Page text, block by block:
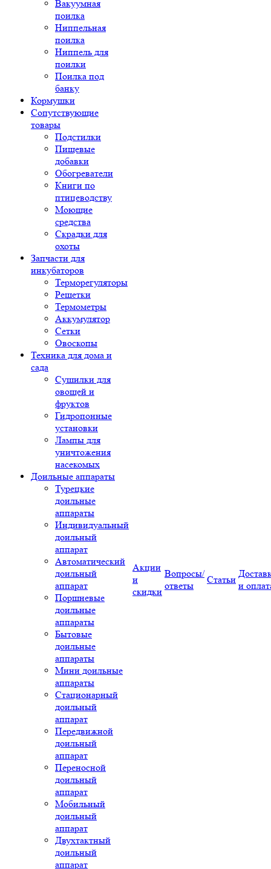
Вакуумная
поилка
Ниппельная
поилка
Ниппель для
поилки
Поилка под
банку
Кормушки
Сопутствующие
товары
Подстилки
Пищевые
добавки
Обогреватели
Книги по
птицеводству
Моющие
средства
Скрадки для
охоты
Запчасти для
инкубаторов
Терморегуляторы
Решетки
Термометры
Аккумулятор
Сетки
Овоскопы
Техника для дома и
сада
Сушилки для
овощей и
фруктов
Гидропонные
установки
Лампы для
уничтожения
насекомых
Доильные аппараты
Турецкие
доильные
аппараты
Индивидуальный
доильный
аппарат
Автоматический
доильный
аппарат
Поршневые
доильные
аппараты
Бытовые
доильные
аппараты
Мини доильные
аппараты
Стационарный
доильный
аппарат
Передвижной
доильный
аппарат
Переносной
доильный
аппарат
Мобильный
доильный
аппарат
Двухтактный
доильный
аппарат
Акции
и
скидки
Вопросы/
ответы
Статьи
и